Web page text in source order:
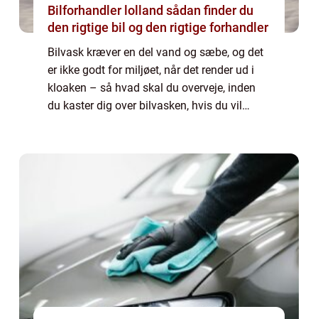
Bilforhandler lolland sådan finder du
den rigtige bil og den rigtige forhandler
Bilvask kræver en del vand og sæbe, og det
er ikke godt for miljøet, når det render ud i
kloaken – så hvad skal du overveje, inden
du kaster dig over bilvasken, hvis du vil